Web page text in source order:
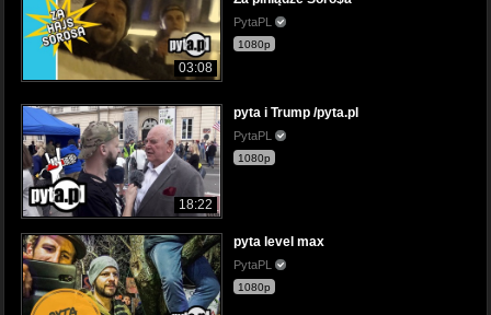
03:08
PytaPL
1080p
18:22
pyta i Trump /pyta.pl
PytaPL
1080p
pyta level max
PytaPL
1080p